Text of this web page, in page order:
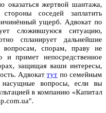
оказаться жертвой шантажа,
соседей заплатить
ущерб. Адвокат по
сложившуюся ситуацию,
спланирует дальнейшие
спорам, праву не
и примет непосредственное
защищая ваши интересы,
Адвокаттут по семейным
вопросы, если вы
в компанию «Капитал